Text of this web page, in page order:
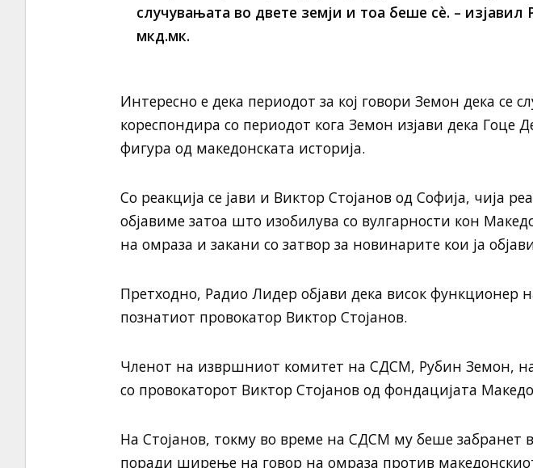
случувањата во двете земји и тоа беше сѐ. – изјавил
мкд.мк.
Интересно е дека периодот за кој говори Земон дека се
кореспондира со периодот кога Земон изјави дека Гоце
фигура од македонската историја.
Со реакција се јави и Виктор Стојанов од Софија, чија
објавиме затоа што изобилува со вулгарности кон
на омраза и закани со затвор за новинарите кои ја
Претходно, Радио Лидер објави дека висок функционер
познатиот провокатор Виктор Стојанов.
Членот на извршниот комитет на СДСМ, Рубин Земон,
со провокаторот Виктор Стојанов од фондацијата
На Стојанов, токму во време на СДСМ му беше забранет
поради ширење на говор на омраза против